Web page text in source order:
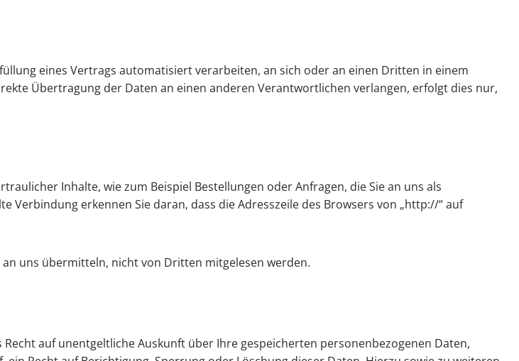
eines Vertrags automatisiert verarbeiten, an sich oder an einen Dritten in einem
Übertragung der Daten an einen anderen Verantwortlichen verlangen, erfolgt dies nur,
Inhalte, wie zum Beispiel Bestellungen oder Anfragen, die Sie an uns als
Verbindung erkennen Sie daran, dass die Adresszeile des Browsers von „http://“ auf
an uns übermitteln, nicht von Dritten mitgelesen werden.
auf unentgeltliche Auskunft über Ihre gespeicherten personenbezogenen Daten,